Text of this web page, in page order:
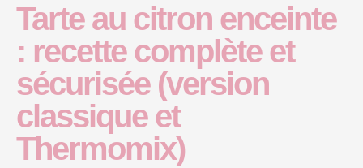
Tarte au citron enceinte
: recette complète et
sécurisée (version
classique et
Thermomix)